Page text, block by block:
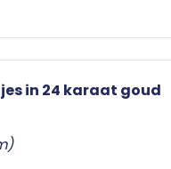
in 24 karaat goud